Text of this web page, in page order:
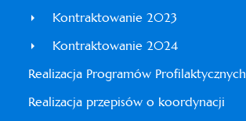
Kontraktowanie 2023
Kontraktowanie 2024
Realizacja Programów Profilaktycznych
Realizacja przepisów o koordynacji